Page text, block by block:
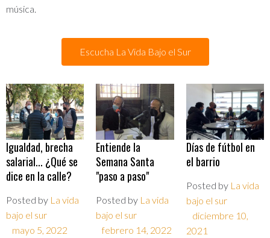
música.
Escucha La Vida Bajo el Sur
Igualdad, brecha
salarial... ¿Qué se
dice en la calle?
Posted by La vida
bajo el sur
mayo 5, 2022
Entiende la
Semana Santa
"paso a paso"
Posted by La vida
bajo el sur
febrero 14, 2022
Días de fútbol en
el barrio
Posted by La vida
bajo el sur
diciembre 10,
2021